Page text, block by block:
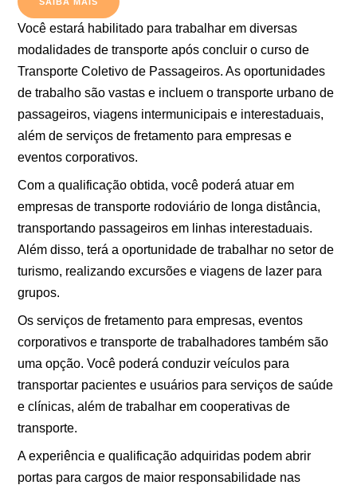
Você estará habilitado para trabalhar em diversas
modalidades de transporte após concluir o curso de
Transporte Coletivo de Passageiros. As oportunidades
de trabalho são vastas e incluem o transporte urbano de
passageiros, viagens intermunicipais e interestaduais,
além de serviços de fretamento para empresas e
eventos corporativos.
Com a qualificação obtida, você poderá atuar em
empresas de transporte rodoviário de longa distância,
transportando passageiros em linhas interestaduais.
Além disso, terá a oportunidade de trabalhar no setor de
turismo, realizando excursões e viagens de lazer para
grupos.
Os serviços de fretamento para empresas, eventos
corporativos e transporte de trabalhadores também são
uma opção. Você poderá conduzir veículos para
transportar pacientes e usuários para serviços de saúde
e clínicas, além de trabalhar em cooperativas de
transporte.
A experiência e qualificação adquiridas podem abrir
portas para cargos de maior responsabilidade nas